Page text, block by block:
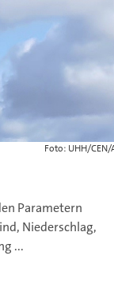
Foto: UHH/CEN/
Parametern
Niederschlag,
...